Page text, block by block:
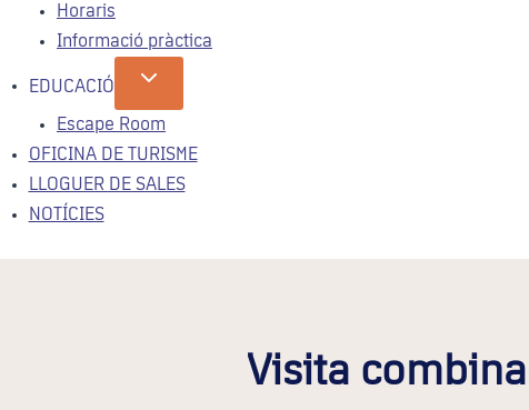
Horaris
Informació pràctica
EDUCACIÓ
Escape Room
OFICINA DE TURISME
LLOGUER DE SALES
NOTÍCIES
Visita